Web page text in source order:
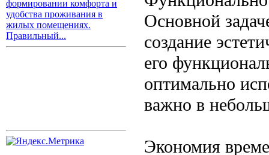
формировании комфорта и
удобства проживания в
жилых помещениях.
Правильный...
Основной
создание
его
оптимально
важно в
Экономия